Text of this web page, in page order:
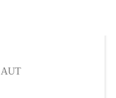
AUT